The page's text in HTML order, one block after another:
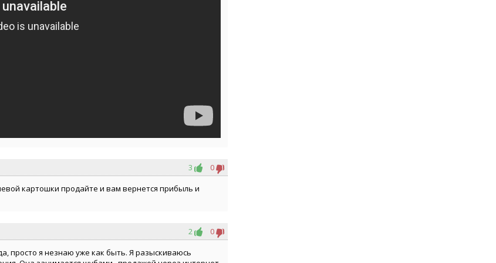
3
0
картошки продайте и вам вернется прибыль и
2
0
просто я незнаю уже как быть. Я разыскиваюсь